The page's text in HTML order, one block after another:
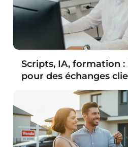
Scripts, IA, formation
pour des échanges